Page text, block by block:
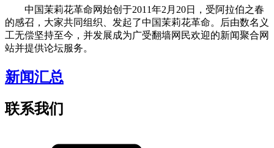
中国茉莉花革命网始创于2011年2月20日，受阿拉伯之春
的感召，大家共同组织、发起了中国茉莉花革命。后由数名义
工无偿坚持至今，并发展成为广受翻墙网民欢迎的新闻聚合网
站并提供论坛服务。
新闻汇总
联系我们